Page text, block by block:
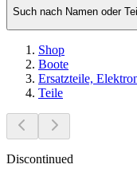
Such nach Namen oder
Shop
Boote
Ersatzteile,
Teile
Discontinued